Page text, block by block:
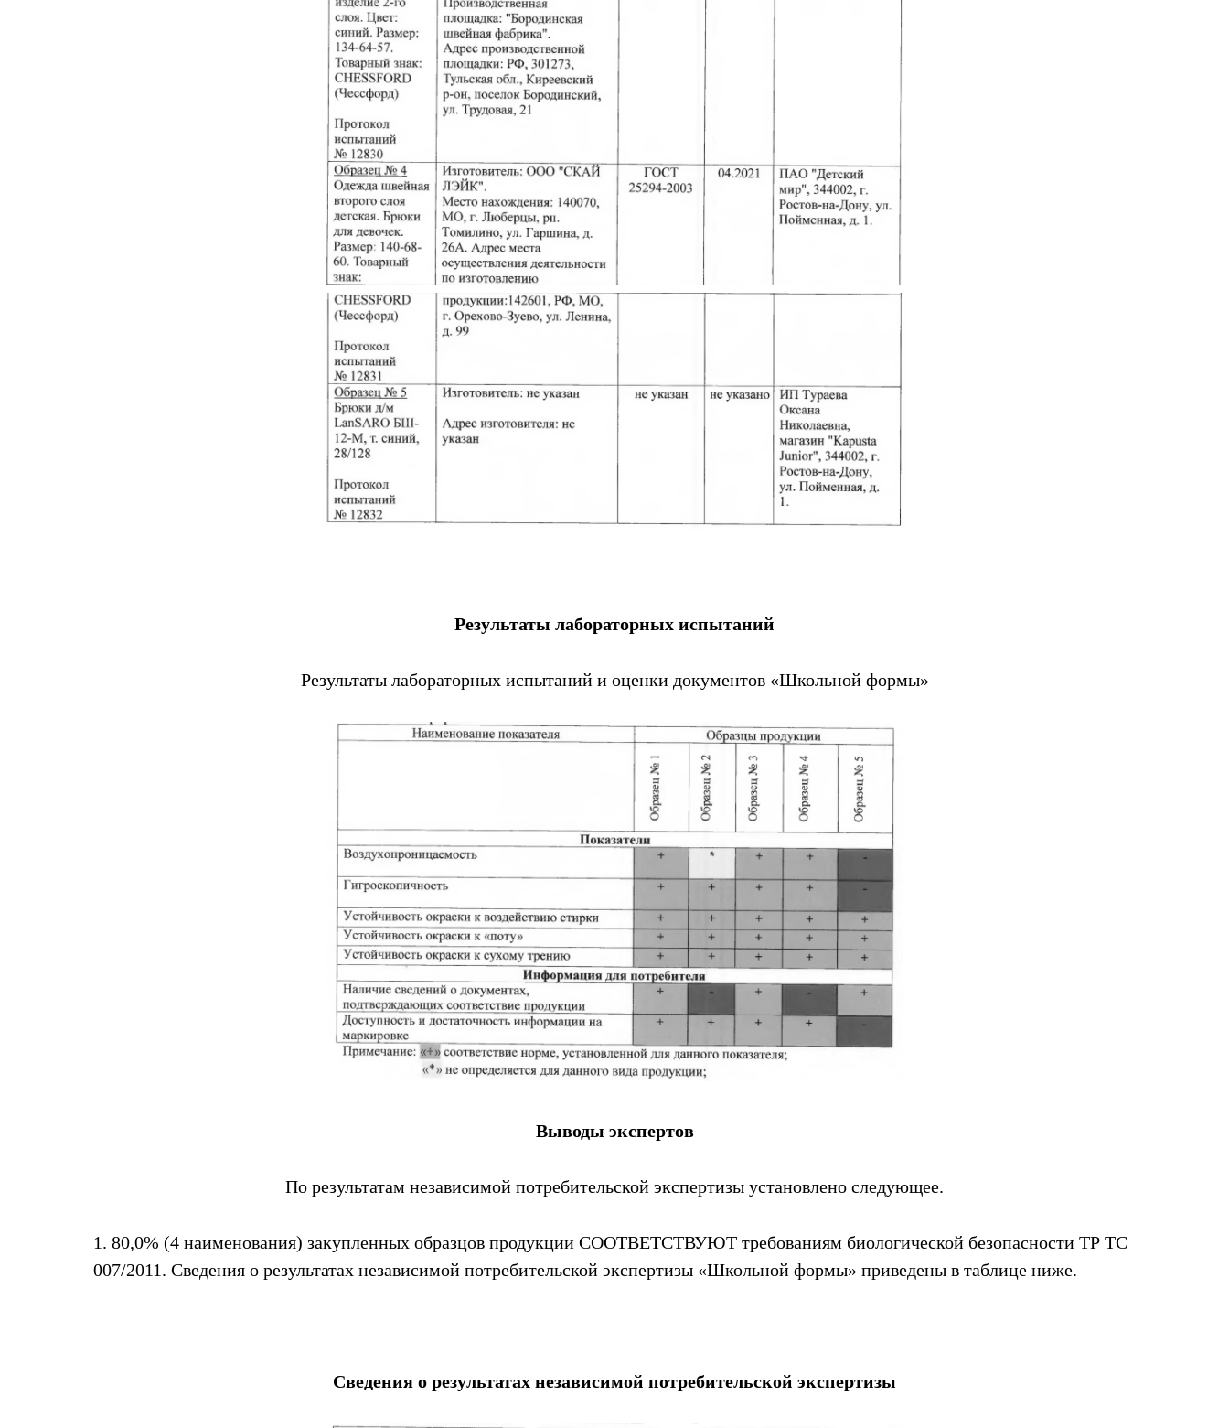
Результаты лабораторных испытаний
Результаты лабораторных испытаний и оценки документов «Школьной формы»
Выводы экспертов
По результатам независимой потребительской экспертизы установлено следующее.
1. 80,0% (4 наименования) закупленных образцов продукции СООТВЕТСТВУЮТ требованиям биологической безопасности ТР ТС
007/2011. Сведения о результатах независимой потребительской экспертизы «Школьной формы» приведены в таблице ниже.
Сведения о результатах независимой потребительской экспертизы